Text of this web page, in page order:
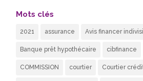
Mots clés
2021 assurance Avis financer
Banque prêt hypothécaire cibfinance
COMMISSION courtier Courtier